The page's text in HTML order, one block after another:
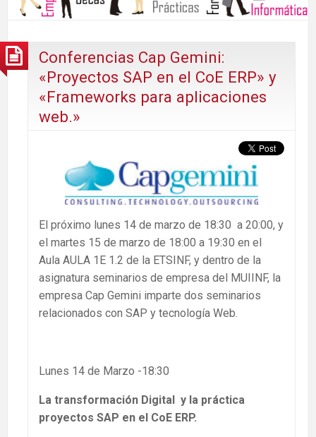
Conferencias Cap Gemini:
«Proyectos SAP en el CoE ERP» y
«Frameworks para aplicaciones
web.»
El próximo lunes 14 de marzo de 18:30 a 20:00, y
el martes 15 de marzo de 18:00 a 19:30 en el
Aula AULA 1E 1.2 de la ETSINF, y dentro de la
asignatura seminarios de empresa del MUIINF, la
empresa Cap Gemini imparte dos seminarios
relacionados con SAP y tecnología Web.
Lunes 14 de Marzo -18:30
La transformación Digital y la práctica
proyectos SAP en el CoE ERP.